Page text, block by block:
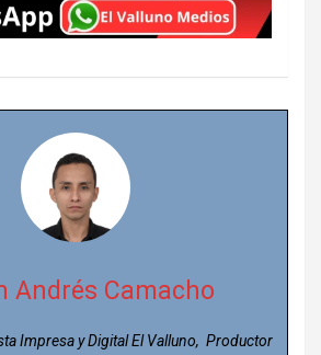
Andrés Camacho
Impresa y Digital El Valluno, Productor